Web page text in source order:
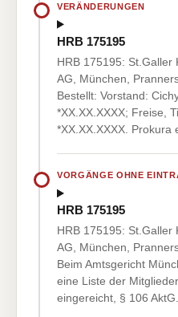
VERÄNDERUNGEN
HRB 175195
HRB 175195: St.Galler
AG, München,
Bestellt: Vorstand:
*XX.XX.XXXX; Freise,
*XX.XX.XXXX. Prokura
VORGÄNGE OHNE
HRB 175195
HRB 175195: St.Galler
AG, München,
Beim Amtsgericht
eine Liste der
eingereicht, § 106 AktG.